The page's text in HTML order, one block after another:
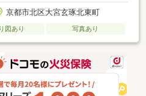
京都市北区大宮玄琢北東町
図あり 写真あり